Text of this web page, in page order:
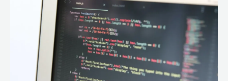
revolucionando
desenvolvimento